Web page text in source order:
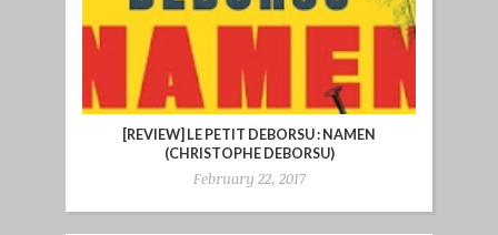
[REVIEW] LE PETIT DEBORSU : NAMEN
(CHRISTOPHE DEBORSU)
February 22, 2017